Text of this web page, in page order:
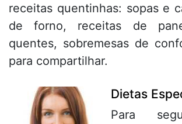
receitas quentinhas: sopas e
de forno, receitas de
quentes, sobremesas de
para compartilhar.
Dietas
Para